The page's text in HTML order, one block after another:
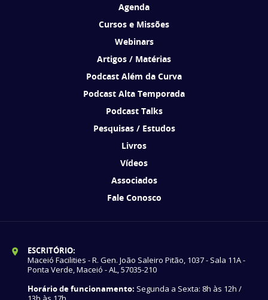
Agenda
Cursos e Missões
Webinars
Artigos / Matérias
Podcast Além da Curva
Podcast Alta Temporada
Podcast Talks
Pesquisas / Estudos
Livros
Vídeos
Associados
Fale Conosco
ESCRITÓRIO:
Maceió Facilities - R. Gen. João Saleiro Pitão, 1037 - Sala 11A -
Ponta Verde, Maceió - AL, 57035-210
Horário de funcionamento: Segunda a Sexta: 8h às 12h /